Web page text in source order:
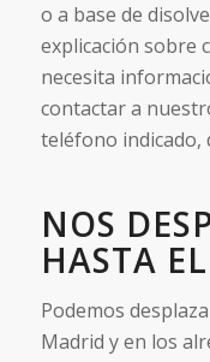
o a base de
explicación sobre
necesita
contactar a
teléfono indicado,
NOS
HASTA
Podemos
Madrid y en los